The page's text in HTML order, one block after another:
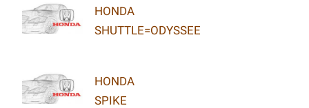
HONDA
SHUTTLE=ODYSSEE
HONDA
SPIKE